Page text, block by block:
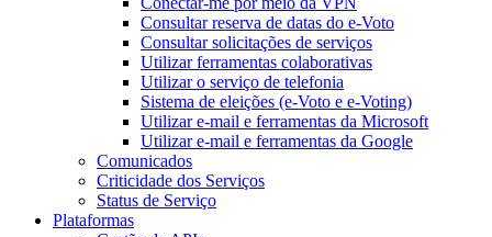
Consultar reserva de datas do e-Voto
Consultar solicitações de serviços
Utilizar ferramentas colaborativas
Utilizar o serviço de telefonia
Sistema de eleições (e-Voto e e-Voting)
Utilizar e-mail e ferramentas da Microsoft
Utilizar e-mail e ferramentas da Google
Comunicados
Criticidade dos Serviços
Status de Serviço
Plataformas